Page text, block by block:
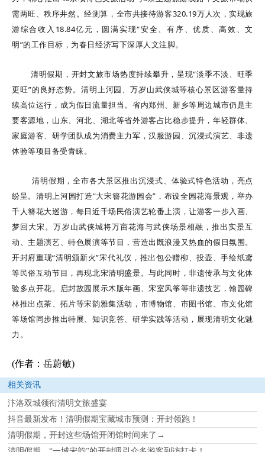
需两旺、秩序井然。经测算，全市共接待游客320.19万人次，实现旅
游综合收入18.84亿元，圆满实现“安全、有序、优质、高效、文
明”的工作目标，为春日经济写下深厚人文注脚。
清明假期，开封文旅市场热度持续攀升，呈现“淡季不淡、旺季
更旺”的良好态势。 清明上河园、万岁山武侠城等核心景区游客量持
续高位运行，成为假日流量担当。省内郑州、新乡等周边城市仍是主
要客源地，山东、河北、湖北等省外游客占比稳步提升，年轻群体、
家庭游客、研学团队成为消费主力军，汉服游园、沉浸式演艺、非遗
体验等项目备受青睐。
清明假期，全市各大景区推出沉浸式、体验式特色活动，亮点
纷呈。清明上河园打造“大宋簪花游园会”，布设全园花海景观，举办
千人簪花大巡游，每日近千场民俗演艺轮番上演，让游客一步入画、
梦回大宋。万岁山武侠城将万亩花海与武侠场景相融，推出实景互
动、主题演艺、特色展演等节目，营造出既浪漫又热血的假日氛围。
开封府重现“清明颁新火”宋代礼仪，推出包公赠柳、投壶、手绘纸鸢
等民俗互动节目，再现北宋清明盛景。与此同时，非遗传承与文化体
验多点开花。
启封故园展示木版年画、宋室风筝等非遗技艺，翰园碑
林推出点茶、 拓片等宋韵雅集活动，市博物馆、市图书馆、市文化馆
等场馆同步推出特展、知识竞答、研学实践等活动，展现清明文化魅
力。
(作者：岳蔚敏)
相关资讯
汴洛双城领衔清明文旅盛宴
抖音最新发布！清明假期宝藏城市预测：开封领跑！
清明假期，开封这些场馆开闭馆时间来了→